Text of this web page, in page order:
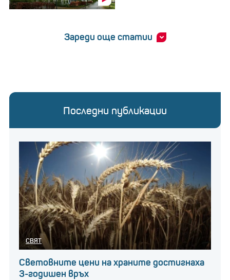
Зареди още статии
Последни публикации
СВЯТ
Световните цени на храните достигнаха
3-годишен връх